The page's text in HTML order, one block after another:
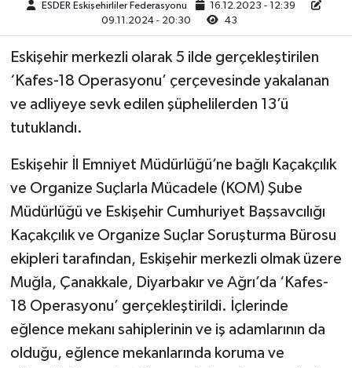
ESDER Eskişehirliler Federasyonu
16.12.2023 - 12:39
09.11.2024 - 20:30
43
Eskişehir merkezli olarak 5 ilde gerçekleştirilen
‘Kafes-18 Operasyonu’ çerçevesinde yakalanan
ve adliyeye sevk edilen şüphelilerden 13’ü
tutuklandı.
Eskişehir İl Emniyet Müdürlüğü’ne bağlı Kaçakçılık
ve Organize Suçlarla Mücadele (KOM) Şube
Müdürlüğü ve Eskişehir Cumhuriyet Başsavcılığı
Kaçakçılık ve Organize Suçlar Soruşturma Bürosu
ekipleri tarafından, Eskişehir merkezli olmak üzere
Muğla, Çanakkale, Diyarbakır ve Ağrı’da ‘Kafes-
18 Operasyonu’ gerçekleştirildi. İçlerinde
eğlence mekanı sahiplerinin ve iş adamlarının da
olduğu, eğlence mekanlarında koruma ve